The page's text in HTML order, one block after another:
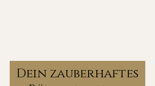
Dein zauberhaftes